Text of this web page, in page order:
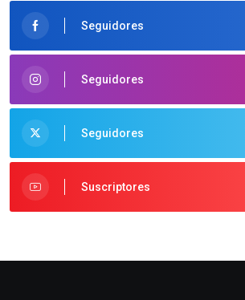
Seguidores
Seguidores
Seguidores
Suscriptores